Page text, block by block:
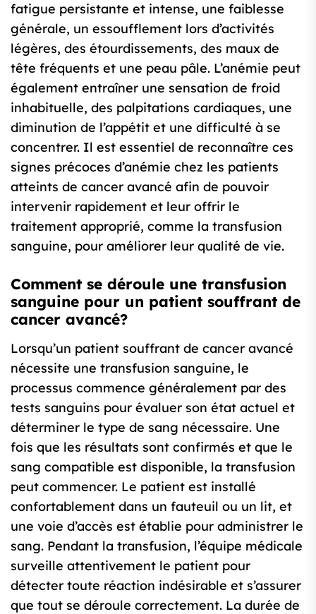
fatigue persistante et intense, une faiblesse
générale, un essoufflement lors d’activités
légères, des étourdissements, des maux de
tête fréquents et une peau pâle. L’anémie peut
également entraîner une sensation de froid
inhabituelle, des palpitations cardiaques, une
diminution de l’appétit et une difficulté à se
concentrer. Il est essentiel de reconnaître ces
signes précoces d’anémie chez les patients
atteints de cancer avancé afin de pouvoir
intervenir rapidement et leur offrir le
traitement approprié, comme la transfusion
sanguine, pour améliorer leur qualité de vie.
Comment se déroule une transfusion
sanguine pour un patient souffrant de
cancer avancé?
Lorsqu’un patient souffrant de cancer avancé
nécessite une transfusion sanguine, le
processus commence généralement par des
tests sanguins pour évaluer son état actuel et
déterminer le type de sang nécessaire. Une
fois que les résultats sont confirmés et que le
sang compatible est disponible, la transfusion
peut commencer. Le patient est installé
confortablement dans un fauteuil ou un lit, et
une voie d’accès est établie pour administrer le
sang. Pendant la transfusion, l’équipe médicale
surveille attentivement le patient pour
détecter toute réaction indésirable et s’assurer
que tout se déroule correctement. La durée de